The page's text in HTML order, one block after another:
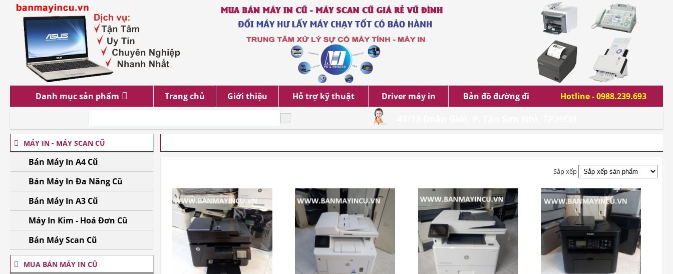
Danh mục sản phẩm Trang chủ Giới thiệu Hỗ trợ kỹ thuật Driver máy in Bản đồ đường đi Hotline - 0988.239.693
Sắp xếp
MÁY IN - MÁY SCAN CŨ
Bán Máy In A4 Cũ
Bán Máy In Đa Năng Cũ
Bán Máy In A3 Cũ
Máy In Kim - Hoá Đơn Cũ
Bán Máy Scan Cũ
MUA BÁN MÁY IN CŨ